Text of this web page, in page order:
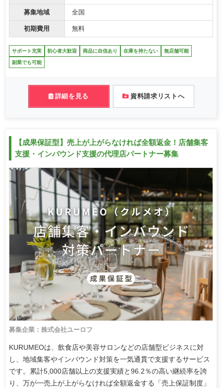
募集地域 全国
初期費用 無料
サポート充実 初心者大歓迎 商品に自信あり 在庫を持たない 無店舗可能
副業でも可能
詳細を見る 資料請求リストへ
【成果保証型】売上が上がらなければ全額返金！店舗集客
支援・インバウンド支援の代理店パートナー募集
募集企業：株式会社ユーロフ
KURUMEOは、飲食店や美容サロンなどの店舗型ビジネスに対
し、地域集客やインバウンド対策を一気通貫で支援するサービス
です。累計5,000店舗以上の支援実績と96.2％の高い継続率を誇
り、万が一売上が上がらなければ全額返金する「売上保証制度」